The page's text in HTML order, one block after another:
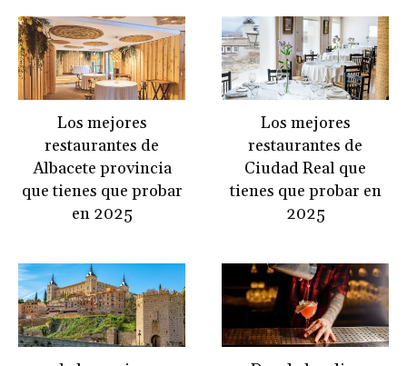
Los mejores
restaurantes de
Albacete provincia
que tienes que probar
en 2025
Los mejores
restaurantes de
Ciudad Real que
tienes que probar en
2025